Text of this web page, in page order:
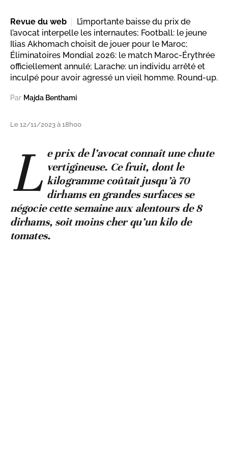
Revue du web
L’importante baisse du prix de
l’avocat interpelle les internautes; Football: le jeune
Ilias Akhomach choisit de jouer pour le Maroc;
Éliminatoires Mondial 2026: le match Maroc-Érythrée
officiellement annulé; Larache: un individu arrêté et
inculpé pour avoir agressé un vieil homme. Round-up.
Par Majda Benthami
Le 12/11/2023 à 18h00
L e prix de l’avocat connaît une chute
vertigineuse. Ce fruit, dont le
kilogramme coûtait jusqu’à 70
dirhams en grandes surfaces se
négocie cette semaine aux alentours de 8
dirhams, soit moins cher qu’un kilo de
tomates.